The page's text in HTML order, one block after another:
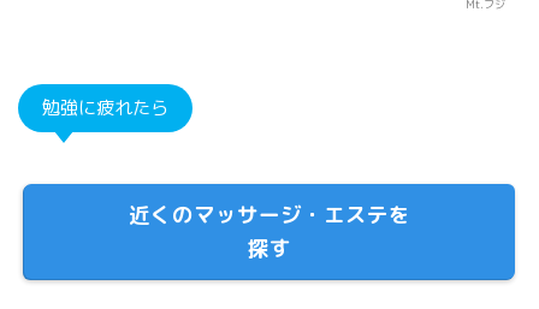
Mt.フジ
勉強に疲れたら
近くのマッサージ・エステを
探す